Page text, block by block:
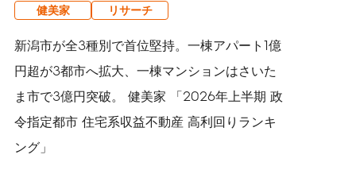
健美家 リサーチ
新潟市が全3種別で首位堅持。一棟アパート1億
円超が3都市へ拡大、一棟マンションはさいた
ま市で3億円突破。 健美家 「2026年上半期 政
令指定都市 住宅系収益不動産 高利回りランキ
ング」